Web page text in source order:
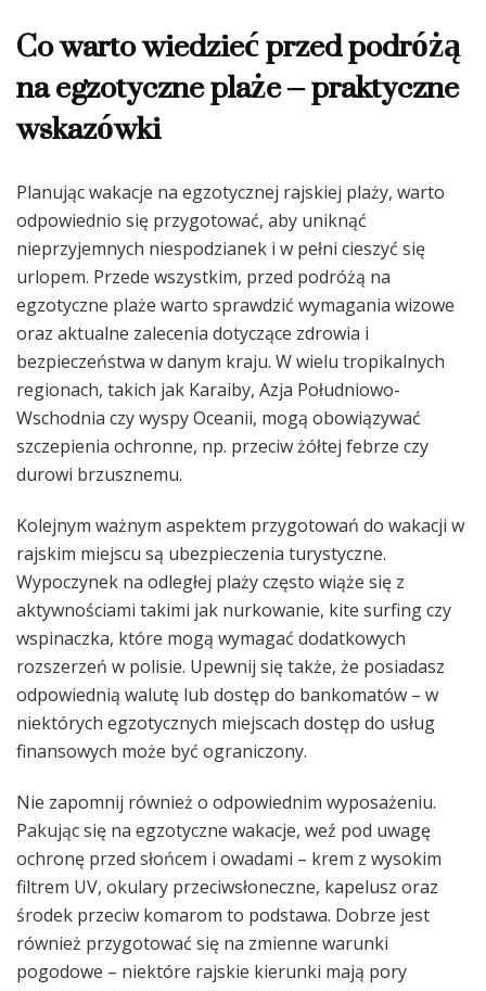
Co warto wiedzieć przed podróżą
na egzotyczne plaże – praktyczne
wskazówki
Planując wakacje na egzotycznej rajskiej plaży, warto
odpowiednio się przygotować, aby uniknąć
nieprzyjemnych niespodzianek i w pełni cieszyć się
urlopem. Przede wszystkim, przed podróżą na
egzotyczne plaże warto sprawdzić wymagania wizowe
oraz aktualne zalecenia dotyczące zdrowia i
bezpieczeństwa w danym kraju. W wielu tropikalnych
regionach, takich jak Karaiby, Azja Południowo-
Wschodnia czy wyspy Oceanii, mogą obowiązywać
szczepienia ochronne, np. przeciw żółtej febrze czy
durowi brzusznemu.
Kolejnym ważnym aspektem przygotowań do wakacji w
rajskim miejscu są ubezpieczenia turystyczne.
Wypoczynek na odległej plaży często wiąże się z
aktywnościami takimi jak nurkowanie, kite surfing czy
wspinaczka, które mogą wymagać dodatkowych
rozszerzeń w polisie. Upewnij się także, że posiadasz
odpowiednią walutę lub dostęp do bankomatów – w
niektórych egzotycznych miejscach dostęp do usług
finansowych może być ograniczony.
Nie zapomnij również o odpowiednim wyposażeniu.
Pakując się na egzotyczne wakacje, weź pod uwagę
ochronę przed słońcem i owadami – krem z wysokim
filtrem UV, okulary przeciwsłoneczne, kapelusz oraz
środek przeciw komarom to podstawa. Dobrze jest
również przygotować się na zmienne warunki
pogodowe – niektóre rajskie kierunki mają pory